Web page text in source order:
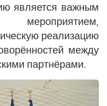
является важным
мероприятием,
реализацию
между
партнёрами.